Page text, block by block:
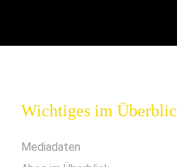
Wichtiges im
Mediadaten